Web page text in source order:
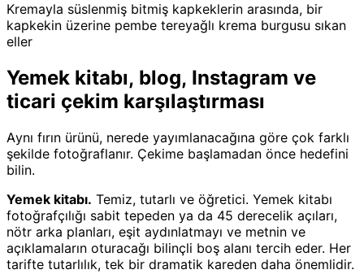
Kremayla süslenmiş bitmiş kapkeklerin arasında, bir
kapkekin üzerine pembe tereyağlı krema burgusu sıkan
eller
Yemek kitabı, blog, Instagram ve
ticari çekim karşılaştırması
Aynı fırın ürünü, nerede yayımlanacağına göre çok farklı
şekilde fotoğraflanır. Çekime başlamadan önce hedefini
bilin.
Yemek kitabı. Temiz, tutarlı ve öğretici. Yemek kitabı
fotoğrafçılığı sabit tepeden ya da 45 derecelik açıları,
nötr arka planları, eşit aydınlatmayı ve metnin ve
açıklamaların oturacağı bilinçli boş alanı tercih eder. Her
tarifte tutarlılık, tek bir dramatik kareden daha önemlidir.